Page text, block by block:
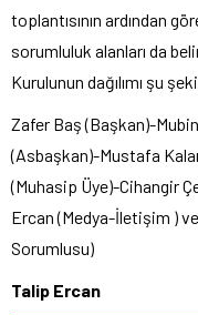
toplantısının ardından
sorumluluk alanları da
Kurulunun dağılımı şu
Zafer Baş (Başkan)-
(Asbaşkan)-Mustafa
(Muhasip Üye)-Cihangir
Ercan (Medya-İletişim )
Sorumlusu)
Talip Ercan